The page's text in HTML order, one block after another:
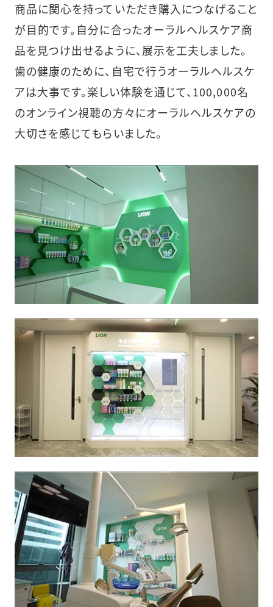
商品に関心を持っていただき購入につなげること
が目的です。自分に合ったオーラルヘルスケア商
品を見つけ出せるように、展示を工夫しました。
歯の健康のために、自宅で行うオーラルヘルスケ
アは大事です。楽しい体験を通じて、100,000名
のオンライン視聴の方々にオーラルヘルスケアの
大切さを感じてもらいました。